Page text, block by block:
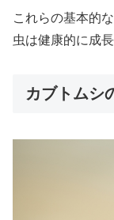
これらの基本的
虫は健康的に成
カブトムシ